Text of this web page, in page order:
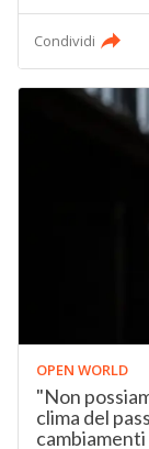
Condividi
OPEN WORLD
"Non
clima del